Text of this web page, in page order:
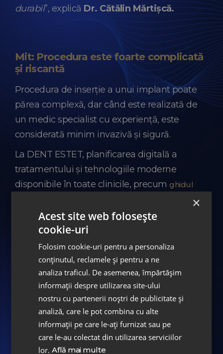
durabil”, explică Dr. Cătălin Mărtișcă.
Mit: Procedura este foarte complicată
și riscantă
Procedura de inserție a unui implant poate
părea complexă, dar când este realizată de
un medic specialist cu experiență, este
considerată minim invazivă și sigură.
La DENT ESTET, planificarea digitală a
tratamentului și tehnologiile moderne
disponibile în toate clinicile, precum ghidul
preciziei și scăderea riscurilor.
Experiența clinică confirmă că riscurile
semnificative apar în special în cazul
planificării inadecvate sau în lipsa unei
evaluări complete.
Mit: Recuperarea durează foarte mult
timp
Durata recuperării variază de la pacient la
pacient, dar, în majoritatea cazurilor,
×
Acest site web folosește
cookie-uri
Folosim cookie-uri pentru a personaliza
conținutul, reclamele și pentru a ne
analiza traficul. De asemenea, împărtășim
informații despre utilizarea site-ului
nostru cu partenerii noștri de publicitate și
analiză, care le pot combina cu alte
informații pe care le-ați furnizat sau pe
care le-au colectat din utilizarea serviciilor
lor.Află mai multe